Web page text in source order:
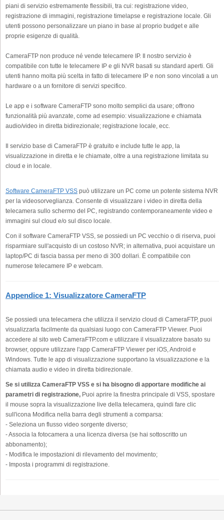
piani di servizio estremamente flessibili, tra cui: registrazione video,
registrazione di immagini, registrazione timelapse e registrazione locale. Gli
utenti possono personalizzare un piano in base al proprio budget e alle
proprie esigenze di qualità.
CameraFTP non produce né vende telecamere IP. Il nostro servizio è
compatibile con tutte le telecamere IP e gli NVR basati su standard aperti. Gli
utenti hanno molta più scelta in fatto di telecamere IP e non sono vincolati a un
hardware o a un fornitore di servizi specifico.
Le app e i software CameraFTP sono molto semplici da usare; offrono
funzionalità più avanzate, come ad esempio: visualizzazione e chiamata
audio/video in diretta bidirezionale; registrazione locale, ecc.
Il servizio base di CameraFTP è gratuito e include tutte le app, la
visualizzazione in diretta e le chiamate, oltre a una registrazione limitata su
cloud e in locale.
Software CameraFTP VSS può utilizzare un PC come un potente sistema NVR
per la videosorveglianza. Consente di visualizzare i video in diretta della
telecamera sullo schermo del PC, registrando contemporaneamente video e
immagini sul cloud e/o sul disco locale.
Con il software CameraFTP VSS, se possiedi un PC vecchio o di riserva, puoi
risparmiare sull'acquisto di un costoso NVR; in alternativa, puoi acquistare un
laptop/PC di fascia bassa per meno di 300 dollari. È compatibile con
numerose telecamere IP e webcam.
Appendice 1: Visualizzatore CameraFTP
Se possiedi una telecamera che utilizza il servizio cloud di CameraFTP, puoi
visualizzarla facilmente da qualsiasi luogo con CameraFTP Viewer. Puoi
accedere al sito web CameraFTP.com e utilizzare il visualizzatore basato su
browser, oppure utilizzare l'app CameraFTP Viewer per iOS, Android e
Windows. Tutte le app di visualizzazione supportano la visualizzazione e la
chiamata audio e video in diretta bidirezionale.
Se si utilizza CameraFTP VSS e si ha bisogno di apportare modifiche ai
parametri di registrazione, Puoi aprire la finestra principale di VSS, spostare
il mouse sopra la visualizzazione live della telecamera, quindi fare clic
sull'icona Modifica nella barra degli strumenti a comparsa:
- Seleziona un flusso video sorgente diverso;
- Associa la fotocamera a una licenza diversa (se hai sottoscritto un
abbonamento);
- Modifica le impostazioni di rilevamento del movimento;
- Imposta i programmi di registrazione.